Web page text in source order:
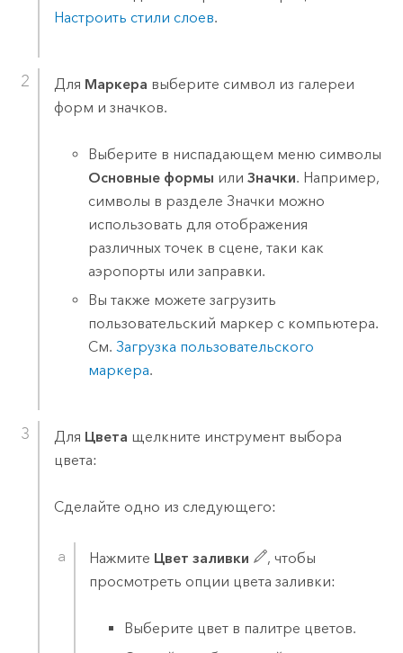
Настроить стили слоев.
Для Маркера выберите символ из галереи
форм и значков.
Выберите в ниспадающем меню символы
Основные формы илиЗначки. Например,
символы в разделе Значки можно
использовать для отображения
различных точек в сцене, таки как
аэропорты или заправки.
Вы также можете загрузить
пользовательский маркер с компьютера.
См.Загрузка пользовательского
маркера.
Для Цвета щелкните инструмент выбора
цвета:
Сделайте одно из следующего:
Нажмите Цвет заливки
, чтобы
просмотреть опции цвета заливки:
Выберите цвет в палитре цветов.